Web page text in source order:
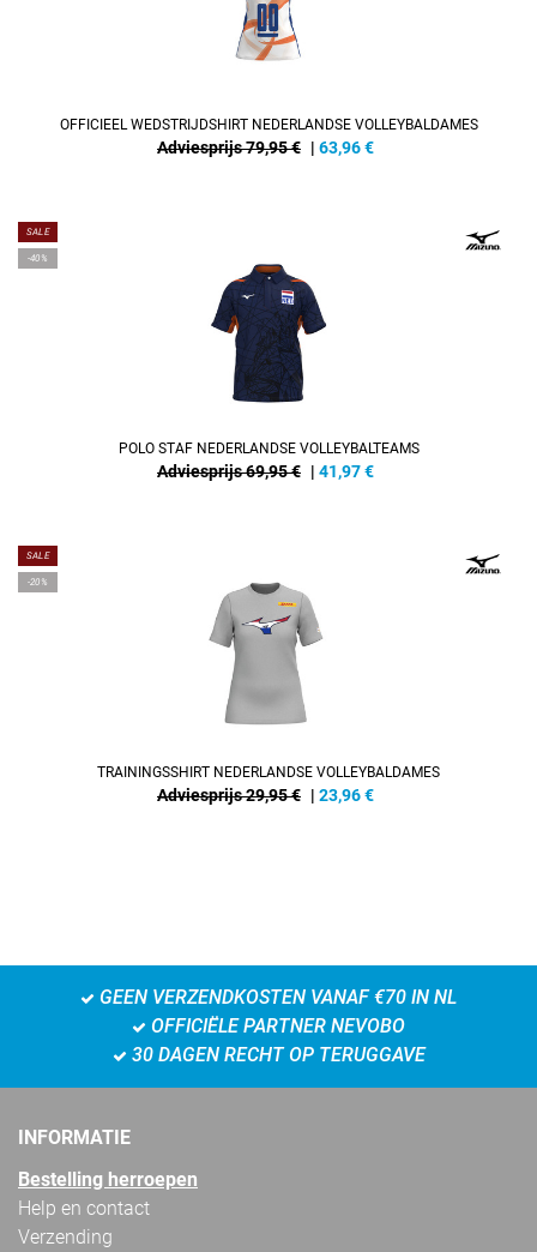
OFFICIEEL WEDSTRIJDSHIRT NEDERLANDSE VOLLEYBALDAMES
Adviesprijs 79,95 € | 63,96€
SALE
-40%
POLO STAF NEDERLANDSE VOLLEYBALTEAMS
Adviesprijs 69,95 € | 41,97€
SALE
-20%
TRAININGSSHIRT NEDERLANDSE VOLLEYBALDAMES
Adviesprijs 29,95 € | 23,96€
GEEN VERZENDKOSTEN VANAF €70 IN NL
OFFICIËLE PARTNER NEVOBO
30 DAGEN RECHT OP TERUGGAVE
INFORMATIE
Bestelling herroepen
Help en contact
Verzending